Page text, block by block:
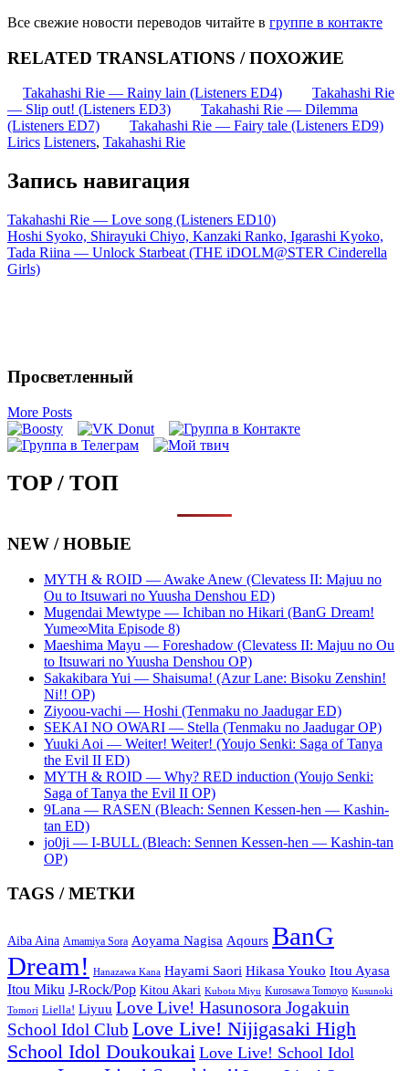
Все свежие новости переводов читайте в группе в контакте
RELATED TRANSLATIONS / ПОХОЖИЕ
Takahashi Rie — Rainy lain (Listeners ED4)
Takahashi Rie
— Slip out! (Listeners ED3)
Takahashi Rie — Dilemma
(Listeners ED7)
Takahashi Rie — Fairy tale (Listeners ED9)
Lirics Listeners, Takahashi Rie
Запись навигация
Takahashi Rie — Love song (Listeners ED10)
Hoshi Syoko, Shirayuki Chiyo, Kanzaki Ranko, Igarashi Kyoko,
Tada Riina — Unlock Starbeat (THE iDOLM@STER Cinderella
Girls)
Просветленный
More Posts
TOP / ТОП
NEW / НОВЫЕ
MYTH & ROID — Awake Anew (Clevatess II: Majuu no
Ou to Itsuwari no Yuusha Denshou ED)
Mugendai Mewtype — Ichiban no Hikari (BanG Dream!
Yume∞Mita Episode 8)
Maeshima Mayu — Foreshadow (Clevatess II: Majuu no Ou
to Itsuwari no Yuusha Denshou OP)
Sakakibara Yui — Shaisuma! (Azur Lane: Bisoku Zenshin!
Ni!! OP)
Ziyoou-vachi — Hoshi (Tenmaku no Jaadugar ED)
SEKAI NO OWARI — Stella (Tenmaku no Jaadugar OP)
Yuuki Aoi — Weiter! Weiter! (Youjo Senki: Saga of Tanya
the Evil II ED)
MYTH & ROID — Why? RED induction (Youjo Senki:
Saga of Tanya the Evil II OP)
9Lana — RASEN (Bleach: Sennen Kessen-hen — Kashin-
tan ED)
jo0ji — I-BULL (Bleach: Sennen Kessen-hen — Kashin-tan
OP)
TAGS / МЕТКИ
Aiba Aina Amamiya Sora Aoyama Nagisa Aqours BanG
Dream!
Hanazawa Kana Hayami Saori Hikasa Youko Itou Ayasa
Itou Miku J-Rock/Pop Kitou Akari Kubota Miyu Kurosawa Tomoyo Kusunoki
Tomori Liella! Liyuu Love Live! Hasunosora Jogakuin
School Idol Club Love Live! Nijigasaki High
School Idol Doukoukai Love Live! School Idol